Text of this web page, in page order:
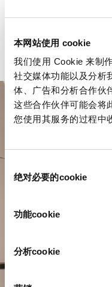
本网站使用 cookie
我们使用 Cookie 来制
社交媒体功能以及分析
体、广告和分析合作伙
这些合作伙伴可能会将
您使用其服务的过程中
绝对必要的cookie
功能cookie
分析cookie